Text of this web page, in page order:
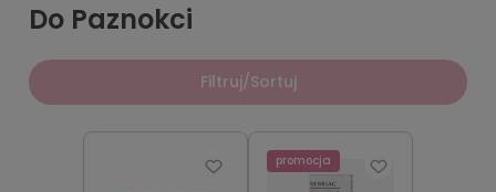
Do Paznokci
Filtruj/Sortuj
promocja